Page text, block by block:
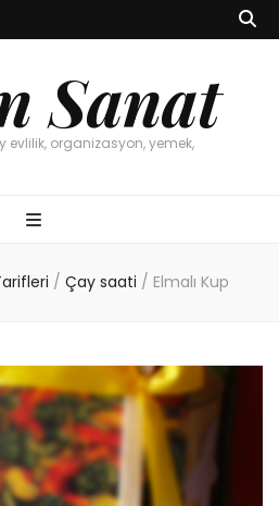
Sanat
evlilik, organizasyon, yemek,
/ Çay saati / Elmalı Kup